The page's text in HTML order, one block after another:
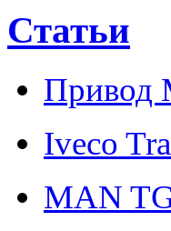
Статьи
Привод
Iveco
MAN